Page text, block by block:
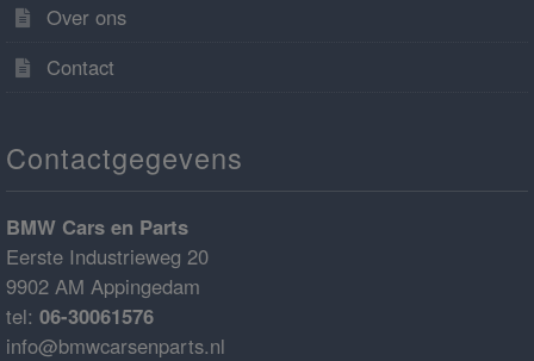
Over ons
Contact
Contactgegevens
BMW Cars en Parts
Eerste Industrieweg 20
9902 AM Appingedam
tel: 06-30061576
info@bmwcarsenparts.nl